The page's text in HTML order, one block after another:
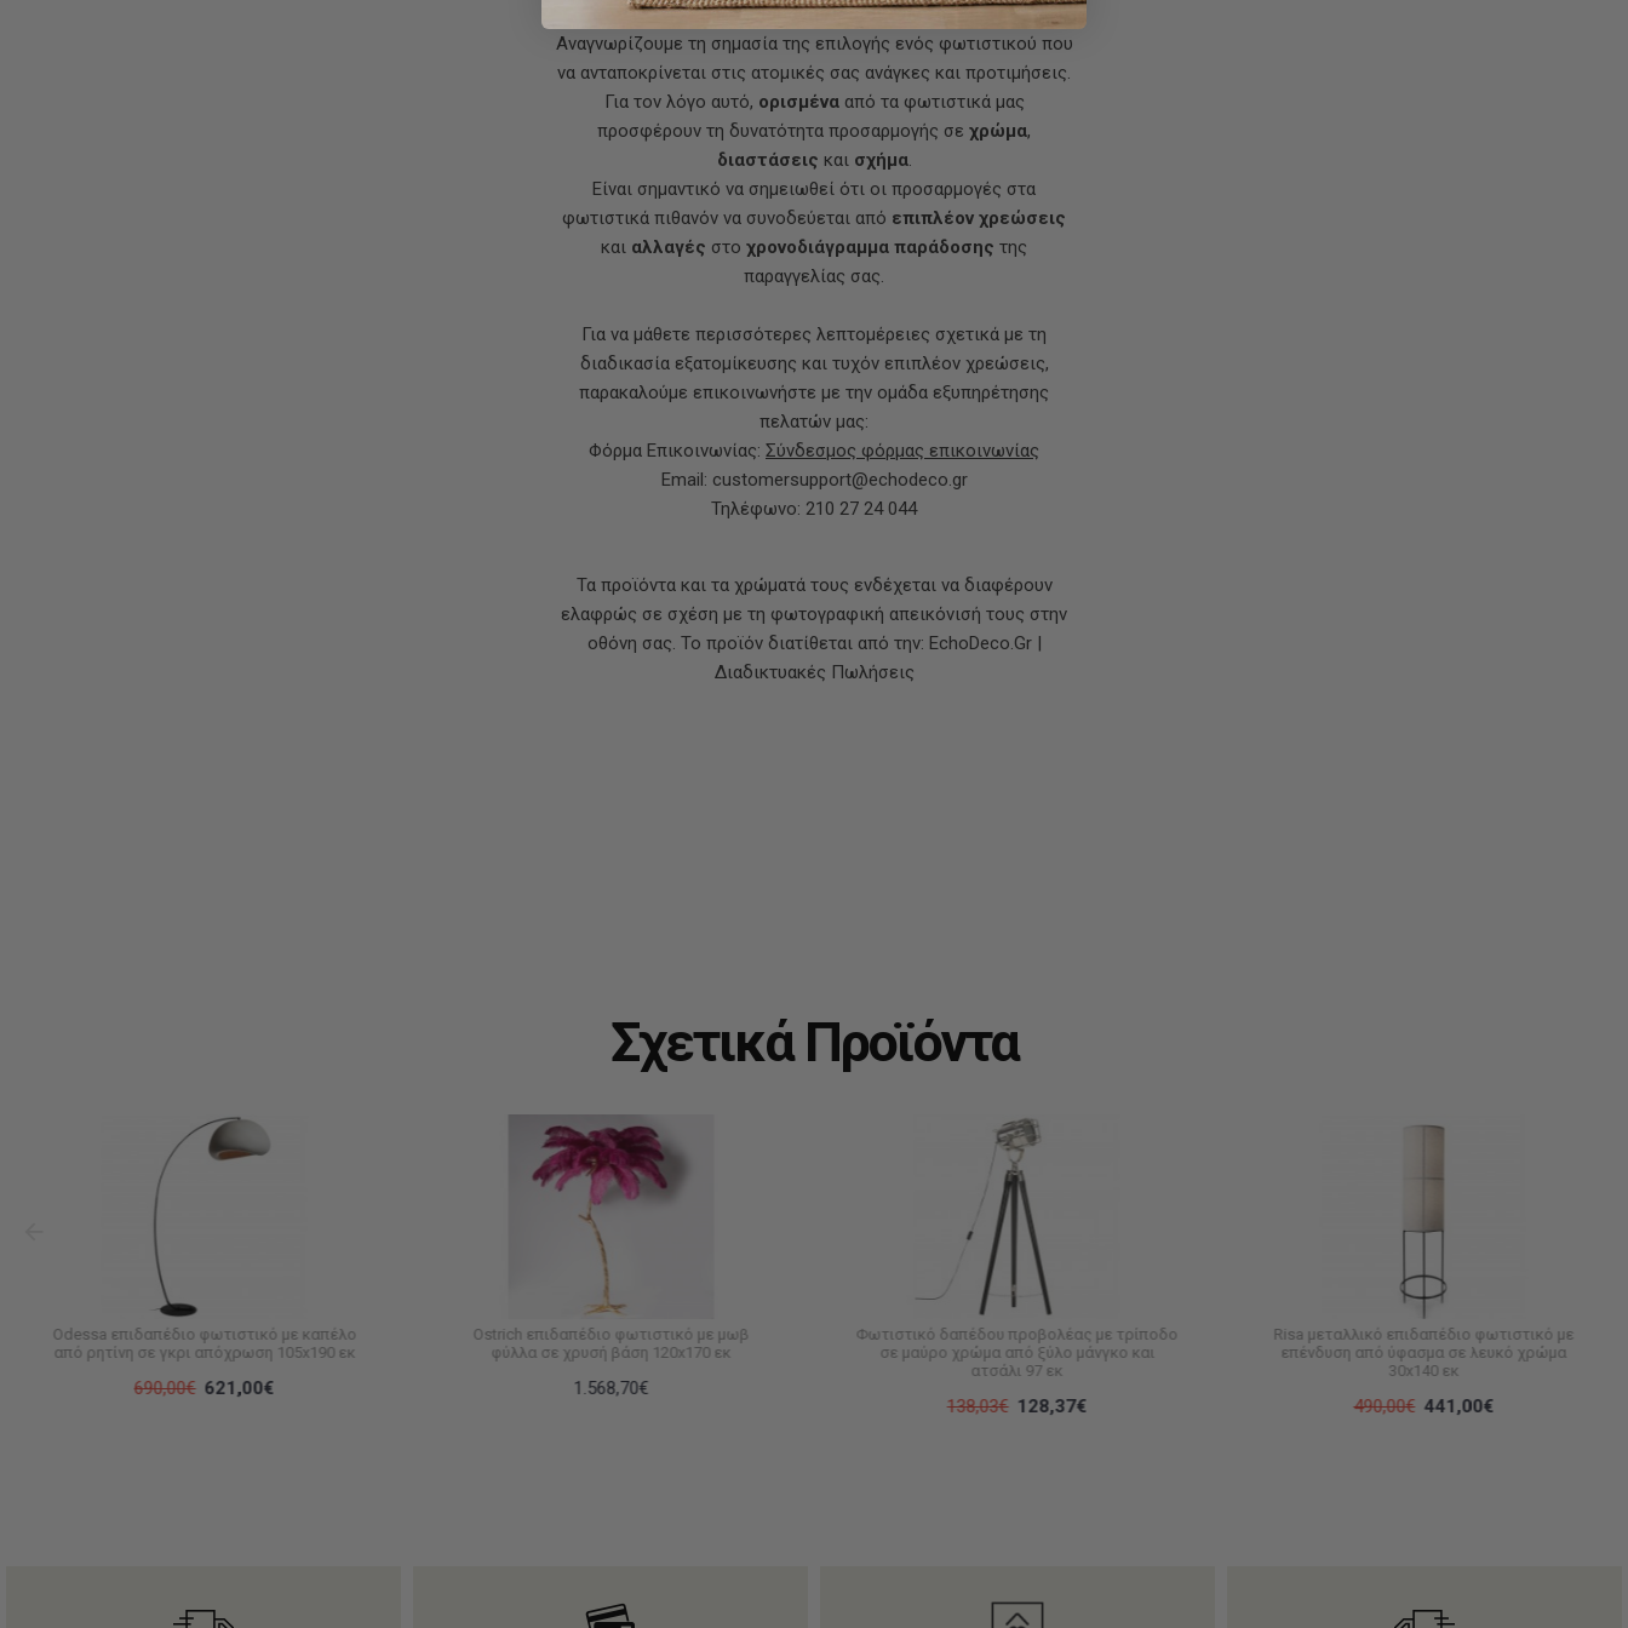
Προσαρμογή Προϊόντων
Αναγνωρίζουμε τη σημασία της επιλογής ενός φωτιστικού που
να ανταποκρίνεται στις ατομικές σας ανάγκες και προτιμήσεις.
Για τον λόγο αυτό, ορισμένα από τα φωτιστικά μας
προσφέρουν τη δυνατότητα προσαρμογής σε χρώμα,
διαστάσεις και σχήμα.
Είναι σημαντικό να σημειωθεί ότι οι προσαρμογές στα
φωτιστικά πιθανόν να συνοδεύεται από επιπλέον χρεώσεις
και αλλαγές στο χρονοδιάγραμμα παράδοσης της
παραγγελίας σας.
Για να μάθετε περισσότερες λεπτομέρειες σχετικά με τη
διαδικασία εξατομίκευσης και τυχόν επιπλέον χρεώσεις,
παρακαλούμε επικοινωνήστε με την ομάδα εξυπηρέτησης
πελατών μας:
Φόρμα Επικοινωνίας: Σύνδεσμος φόρμας επικοινωνίας
Email: customersupport@echodeco.gr
Τηλέφωνο: 210 27 24 044
Τα προϊόντα και τα χρώματά τους ενδέχεται να διαφέρουν
ελαφρώς σε σχέση με τη φωτογραφική απεικόνισή τους στην
οθόνη σας. Το προϊόν διατίθεται από την: EchoDeco.Gr |
Διαδικτυακές Πωλήσεις
Σχετικά Προϊόντα
Odessa επιδαπέδιο φωτιστικό με καπέλο
από ρητίνη σε γκρι απόχρωση 105x190 εκ
690,00€ 621,00€
Ostrich επιδαπέδιο φωτιστικό με μωβ
φύλλα σε χρυσή βάση 120x170 εκ
1.568,70€
Φωτιστικό δαπέδου προβολέας με τρίποδο
σε μαύρο χρώμα από ξύλο μάνγκο και
ατσάλι 97 εκ
138,03€ 128,37€
Risa μεταλλικό επιδαπέδιο φωτιστικό με
επένδυση από ύφασμα σε λευκό χρώμα
30x140 εκ
490,00€ 441,00€